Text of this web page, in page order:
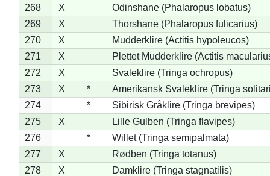
268
X
Odinshane (Phalaropus lobatus)
269
X
Thorshane (Phalaropus fulicarius)
270
X
Mudderklire (Actitis hypoleucos)
271
X
Plettet Mudderklire (Actitis
272
X
Svaleklire (Tringa ochropus)
273
X *
Amerikansk Svaleklire (Tringa
274
*
Sibirisk Gråklire (Tringa brevipes)
275
X
Lille Gulben (Tringa flavipes)
276
*
Willet (Tringa semipalmata)
277
X
Rødben (Tringa totanus)
278
X
Damklire (Tringa stagnatilis)